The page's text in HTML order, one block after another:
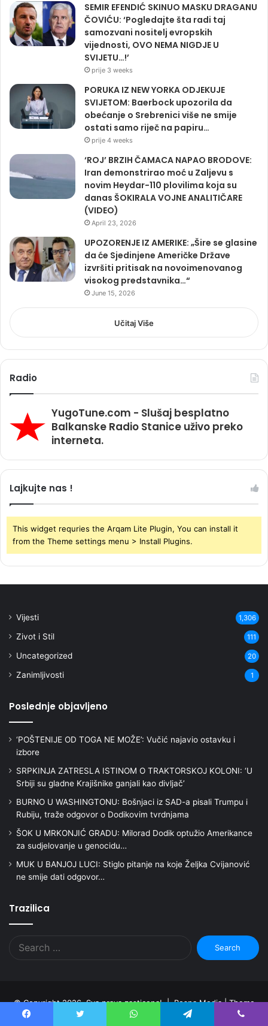
SEMIR EFENDIĆ SKINUO MASKU DRAGANU
ČOVIĆU: ‘Pogledajte šta radi taj
samozvani nositelj evropskih
vijednosti, OVO NEMA NIGDJE U
SVIJETU…!’
prije 3 weeks
PORUKA IZ NEW YORKA ODJEKUJE
SVIJETOM: Baerbock upozorila da
obećanje o Srebrenici više ne smije
ostati samo riječ na papiru…
prije 4 weeks
‘ROJ’ BRZIH ČAMACA NAPAO BRODOVE:
Iran demonstrirao moć u Zaljevu s
novim Heydar-110 plovilima koja su
danas ŠOKIRALA VOJNE ANALITIČARE
(VIDEO)
April 23, 2026
UPOZORENJE IZ AMERIKE: „Šire se glasine
da će Sjedinjene Američke Države
izvršiti pritisak na novoimenovanog
visokog predstavnika…“
June 15, 2026
Učitaj Više
Radio
YugoTune.com - Slušaj besplatno
Balkanske Radio Stanice uživo preko
interneta.
Lajkujte nas !
This widget requries the Arqam Lite Plugin, You can install it
from the Theme settings menu > Install Plugins.
Vijesti 1,306
Zivot i Stil 111
Uncategorized 20
Zanimljivosti 1
Poslednje objavljeno
‘POŠTENIJE OD TOGA NE MOŽE’: Vučić najavio ostavku i
izbore
SRPKINJA ZATRESLA ISTINOM O TRAKTORSKOJ KOLONI: ‘U
Srbiji su gladne Krajišnike ganjali kao divljač’
BURNO U WASHINGTONU: Bošnjaci iz SAD-a pisali Trumpu i
Rubiju, traže odgovor o Dodikovim tvrdnjama
ŠOK U MRKONJIĆ GRADU: Milorad Dodik optužio Amerikance
za sudjelovanje u genocidu…
MUK U BANJOJ LUCI: Stiglo pitanje na koje Željka Cvijanović
ne smije dati odgovor…
Trazilica
Search
for:
© Copyright 2026, Sva prava zasticena! | Bosna Media |Theme